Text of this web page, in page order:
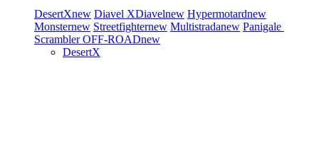
DesertXnew Diavel XDiavelnew Hypermotardnew
Monsternew Streetfighternew Multistradanew Panigale
ScramblerOFF-ROADnew
DesertX